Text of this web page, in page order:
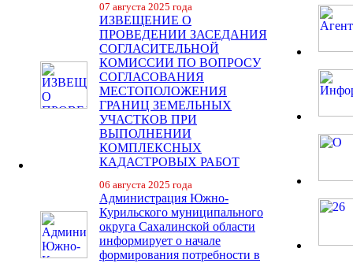
07 августа 2025 года
ИЗВЕЩЕНИЕ О
ПРОВЕДЕНИИ ЗАСЕДАНИЯ
СОГЛАСИТЕЛЬНОЙ
КОМИССИИ ПО ВОПРОСУ
СОГЛАСОВАНИЯ
МЕСТОПОЛОЖЕНИЯ
ГРАНИЦ ЗЕМЕЛЬНЫХ
УЧАСТКОВ ПРИ
ВЫПОЛНЕНИИ
КОМПЛЕКСНЫХ
КАДАСТРОВЫХ РАБОТ
06 августа 2025 года
Администрация Южно-
Курильского муниципального
округа Сахалинской области
информирует о начале
формирования потребности в